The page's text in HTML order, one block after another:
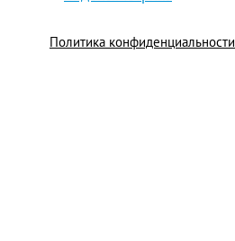
Политика конфиденциальности